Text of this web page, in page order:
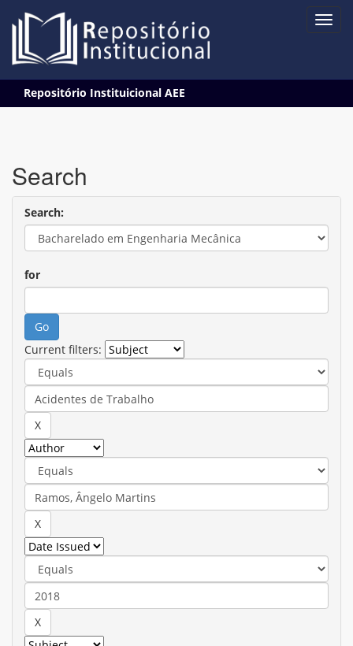
navigation
Repositório Instituicional AEE
Search
Search:
for
Current filters: